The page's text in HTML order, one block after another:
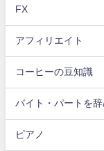
FX
アフィリエイト
コーヒーの豆知識
バイト・パートを
ピアノ